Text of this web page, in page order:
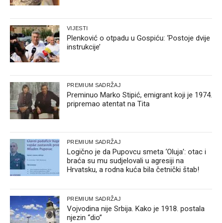
VIJESTI
Plenković o otpadu u Gospiću: ‘Postoje dvije
instrukcije’
PREMIUM SADRŽAJ
Preminuo Marko Stipić, emigrant koji je 1974.
pripremao atentat na Tita
PREMIUM SADRŽAJ
Logično je da Pupovcu smeta ‘Oluja’: otac i
braća su mu sudjelovali u agresiji na
Hrvatsku, a rodna kuća bila četnički štab!
PREMIUM SADRŽAJ
Vojvodina nije Srbija. Kako je 1918. postala
njezin “dio”